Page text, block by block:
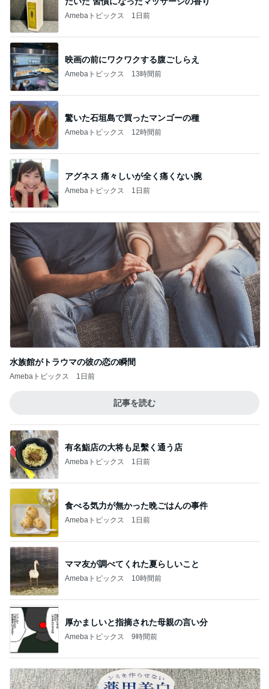
Amebaトピックス 1日前
映画の前にワクワクする腹ごしらえ
Amebaトピックス 13時間前
驚いた石垣島で買ったマンゴーの種
Amebaトピックス 12時間前
アグネス 痛々しいが全く痛くない腕
Amebaトピックス 1日前
水族館がトラウマの彼の恋の瞬間
Amebaトピックス 1日前
記事を読む
有名鮨店の大将も足繫く通う店
Amebaトピックス 1日前
食べる気力が無かった晩ごはんの事件
Amebaトピックス 1日前
ママ友が調べてくれた夏らしいこと
Amebaトピックス 10時間前
厚かましいと指摘された母親の言い分
Amebaトピックス 9時間前